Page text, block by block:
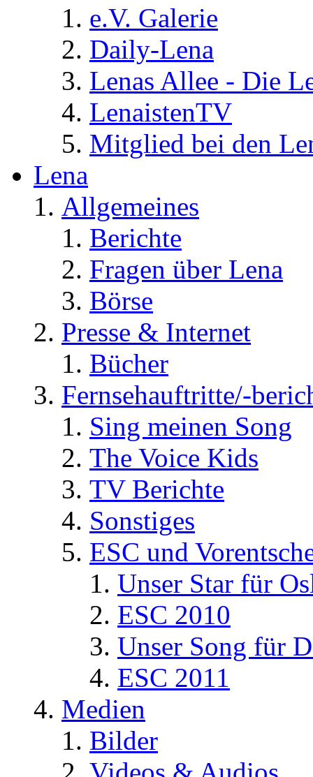
e.V. Galerie
Daily-Lena
Lenas Allee - Die
LenaistenTV
Mitglied bei den
Lena
Allgemeines
Berichte
Fragen über Lena
Börse
Presse & Internet
Bücher
Fernsehauftritte/-
Sing meinen Song
The Voice Kids
TV Berichte
Sonstiges
ESC und
Unser Star für
ESC 2010
Unser Song für
ESC 2011
Medien
Bilder